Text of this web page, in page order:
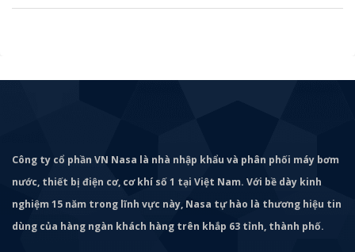
Công ty cổ phần VN Nasa là nhà nhập khẩu và phân phối máy bơm
nước, thiết bị điện cơ, cơ khí số 1 tại Việt Nam. Với bề dày kinh
nghiệm 15 năm trong lĩnh vực này, Nasa tự hào là thương hiệu tin
dùng của hàng ngàn khách hàng trên khắp 63 tỉnh, thành phố.